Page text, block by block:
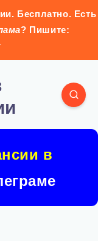
Бесплатно. Есть
? Пишите:
в